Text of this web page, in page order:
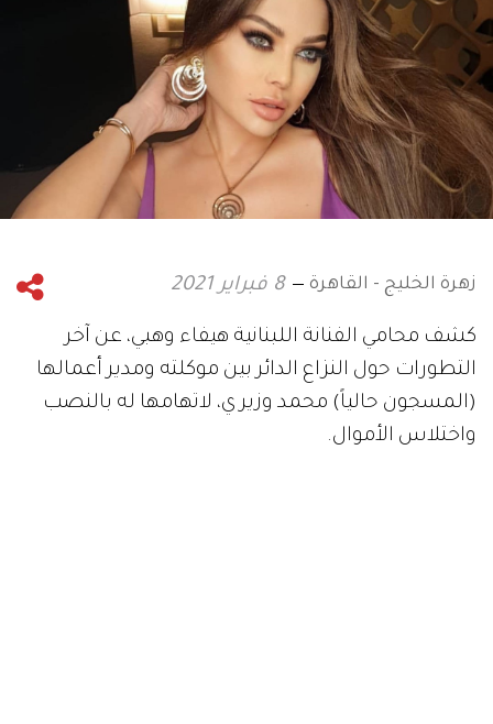
زهرة الخليج - القاهرة 8 فبراير 2021
كشف محامي الفنانة اللبنانية هيفاء وهبي، عن آخر
التطورات حول النزاع الدائر بين موكلته ومدير أعمالها
(المسجون حالياً) محمد وزير ي، لاتهامها له بالنصب
واختلاس الأموال.